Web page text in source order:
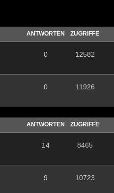
ANTWORTEN ZUGRIFFE
0 12582
0 11926
ANTWORTEN ZUGRIFFE
14 8465
9 10723